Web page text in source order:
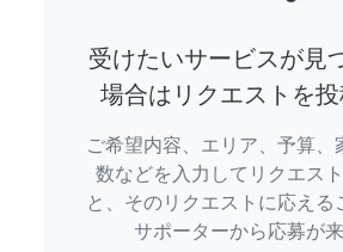
受けたいサービスが見
場合はリクエストを投
ご希望内容、エリア、予算、
数などを入力してリクエス
と、そのリクエストに応える
サポーターから応募が来